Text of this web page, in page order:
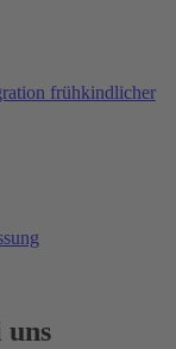
frühkindlicher
uns